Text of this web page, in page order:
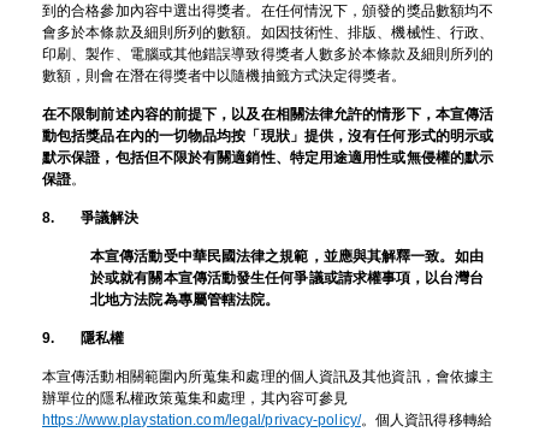
到的合格參加內容中選出得獎者。在任何情況下，頒發的獎品數額均不
會多於本條款及細則所列的數額。如因技術性、排版、機械性、行政、
印刷、製作、電腦或其他錯誤導致得獎者人數多於本條款及細則所列的
數額，則會在潛在得獎者中以隨機抽籤方式決定得獎者。
在不限制前述內容的前提下，以及在相關法律允許的情形下，本宣傳活
動包括獎品在內的一切物品均按「現狀」提供，沒有任何形式的明示或
默示保證，包括但不限於有關適銷性、特定用途適用性或無侵權的默示
保證。
8. 爭議解決
本宣傳活動受中華民國法律之規範，並應與其解釋一致。如由
於或就有關本宣傳活動發生任何爭議或請求權事項，以台灣台
北地方法院為專屬管轄法院。
9. 隱私權
本宣傳活動相關範圍內所蒐集和處理的個人資訊及其他資訊，會依據主
辦單位的隱私權政策蒐集和處理，其內容可參見
https://www.playstation.com/legal/privacy-policy/。個人資訊得移轉給